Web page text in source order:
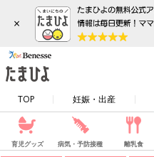
×
TOP 妊娠・出産
育児グッズ 病気・予防接種 離乳食